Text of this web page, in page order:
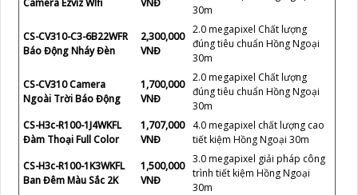
30m
CS-CV310-C3-6B22WFR
Báo Động Nháy Đèn
2,300,000
VNĐ
2.0 megapixel Chất lượng
đúng tiêu chuẩn Hồng Ngoại
30m
CS-CV310 Camera
Ngoài Trời Báo Động
1,700,000
VNĐ
2.0 megapixel Chất lượng
đúng tiêu chuẩn Hồng Ngoại
30m
CS-H3c-R100-1J4WKFL
Đàm Thoại Full Color
1,707,000
VNĐ
4.0 megapixel chất lượng cao
tiết kiệm Hồng Ngoại 30m
CS-H3c-R100-1K3WKFL
Ban Đêm Màu Sắc 2K
1,500,000
VNĐ
3.0 megapixel giải pháp công
trình tiết kiệm Hồng Ngoại
30m